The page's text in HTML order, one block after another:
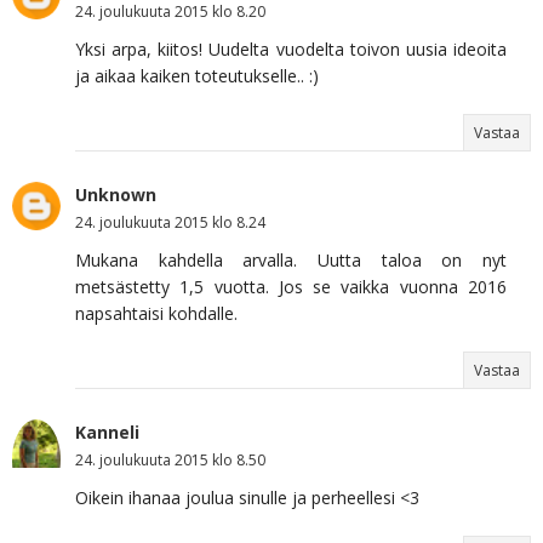
24. joulukuuta 2015 klo 8.20
Yksi arpa, kiitos! Uudelta vuodelta toivon uusia ideoita
ja aikaa kaiken toteutukselle.. :)
Vastaa
Unknown
24. joulukuuta 2015 klo 8.24
Mukana kahdella arvalla. Uutta taloa on nyt
metsästetty 1,5 vuotta. Jos se vaikka vuonna 2016
napsahtaisi kohdalle.
Vastaa
Kanneli
24. joulukuuta 2015 klo 8.50
Oikein ihanaa joulua sinulle ja perheellesi <3